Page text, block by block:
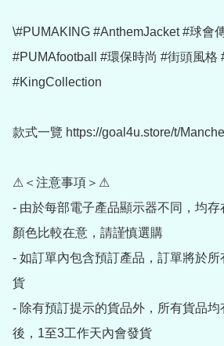
\#PUMAKING #AnthemJacket #球會
#PUMAfootball #環保時尚 #街頭風格
#KingCollection
款式一覽 https://goal4u.store/t/
⚠＜注意事項＞⚠
- 由於每部電子產品顯示器不同，均
顏色比較在意，請謹慎選購
- 如訂單內包含預訂產品，訂單將於
貨
- 除有預訂提示的貨品外，所有貨品
後，1至3工作天內會發貨